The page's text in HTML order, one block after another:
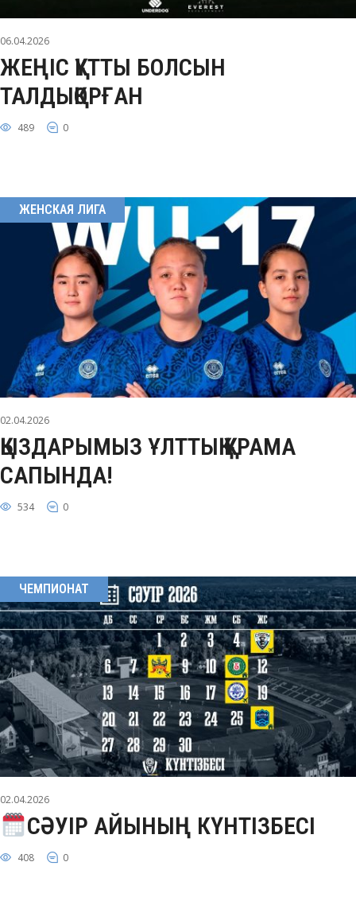
06.04.2026
ЖЕҢІС ҚҰТТЫ БОЛСЫН
ТАЛДЫҚОРҒАН
489 0
ЖЕНСКАЯ ЛИГА
02.04.2026
ҚЫЗДАРЫМЫЗ ҰЛТТЫҚ ҚҰРАМА
САПЫНДА!
534 0
ЧЕМПИОНАТ
02.04.2026
СӘУІР АЙЫНЫҢ КҮНТІЗБЕСІ
408 0